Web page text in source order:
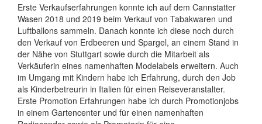
Erste Verkaufserfahrungen konnte ich auf dem Cannstatter
Wasen 2018 und 2019 beim Verkauf von Tabakwaren und
Luftballons sammeln. Danach konnte ich diese noch durch
den Verkauf von Erdbeeren und Spargel, an einem Stand in
der Nähe von Stuttgart sowie durch die Mitarbeit als
Verkäuferin eines namenhaften Modelabels erweitern. Auch
im Umgang mit Kindern habe ich Erfahrung, durch den Job
als Kinderbetreurin in Italien für einen Reiseveranstalter.
Erste Promotion Erfahrungen habe ich durch Promotionjobs
in einem Gartencenter und für einen namenhaften